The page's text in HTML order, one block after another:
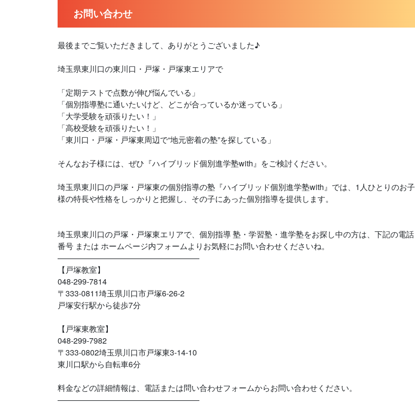
お問い合わせ
最後までご覧いただきまして、ありがとうございました♪
埼玉県東川口の東川口・戸塚・戸塚東エリアで
「定期テストで点数が伸び悩んでいる」
「個別指導塾に通いたいけど、どこが合っているか迷っている」
「大学受験を頑張りたい！」
「高校受験を頑張りたい！」
「東川口・戸塚・戸塚東周辺で“地元密着の塾”を探している」
そんなお子様には、ぜひ『ハイブリッド個別進学塾with』をご検討ください。
埼玉県東川口の戸塚・戸塚東の個別指導の塾『ハイブリッド個別進学塾with』では、1人ひとりのお子
様の特長や性格をしっかりと把握し、その子にあった個別指導を提供します。
埼玉県東川口の戸塚・戸塚東エリアで、個別指導 塾・学習塾・進学塾をお探し中の方は、下記の電話
番号 または ホームページ内フォームよりお気軽にお問い合わせくださいね。
——————————————————
【戸塚教室】
048-299-7814
〒333-0811埼玉県川口市戸塚6-26-2
戸塚安行駅から徒歩7分
【戸塚東教室】
048-299-7982
〒333-0802埼玉県川口市戸塚東3-14-10
東川口駅から自転車6分
料金などの詳細情報は、電話または問い合わせフォームからお問い合わせください。
——————————————————